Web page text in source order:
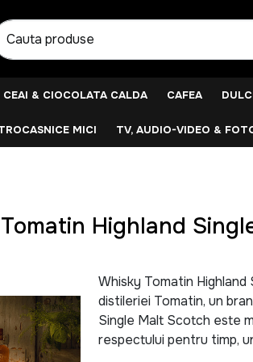
CEAI & CIOCOLATA CALDA CAFEA
MICI TV, AUDIO-VIDEO &
Highland
Whisky Tomatin
distileriei Tomatin, un
Single Malt Scotch este
respectului pentru timp,